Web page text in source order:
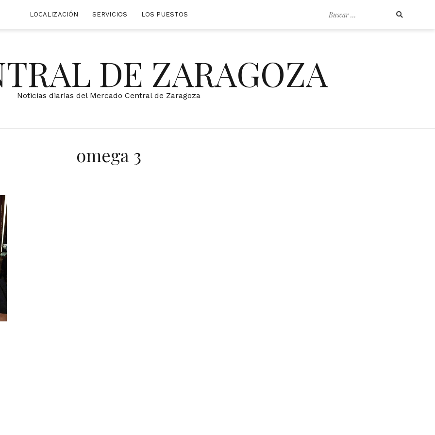
Buscar
LOCALIZACIÓN SERVICIOS LOS PUESTOS
DE ZARAGOZA
Noticias diarias del Mercado Central de Zaragoza
omega 3